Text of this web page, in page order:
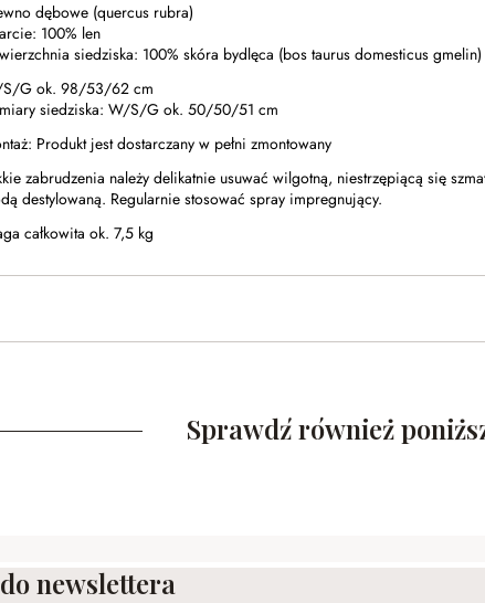
dębowe (quercus rubra)
100% len
siedziska: 100% skóra bydlęca (bos taurus domesticus gmelin)
G ok. 98/53/62 cm
siedziska: W/S/G ok. 50/50/51 cm
Produkt jest dostarczany w pełni zmontowany
zabrudzenia należy delikatnie usuwać wilgotną, niestrzępiącą się
destylowaną. Regularnie stosować spray impregnujący.
całkowita ok. 7,5 kg
Sprawdź również
newslettera